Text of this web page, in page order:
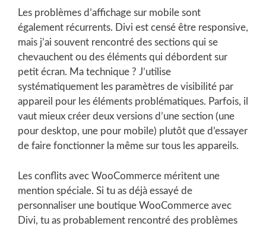
Les problèmes d’affichage sur mobile sont
également récurrents. Divi est censé être responsive,
mais j’ai souvent rencontré des sections qui se
chevauchent ou des éléments qui débordent sur
petit écran. Ma technique ? J’utilise
systématiquement les paramètres de visibilité par
appareil pour les éléments problématiques. Parfois, il
vaut mieux créer deux versions d’une section (une
pour desktop, une pour mobile) plutôt que d’essayer
de faire fonctionner la même sur tous les appareils.
Les conflits avec WooCommerce méritent une
mention spéciale. Si tu as déjà essayé de
personnaliser une boutique WooCommerce avec
Divi, tu as probablement rencontré des problèmes